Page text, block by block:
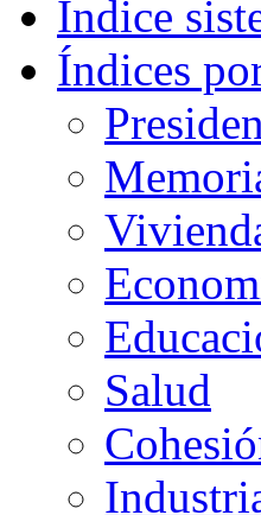
Índice
Índices
Salud